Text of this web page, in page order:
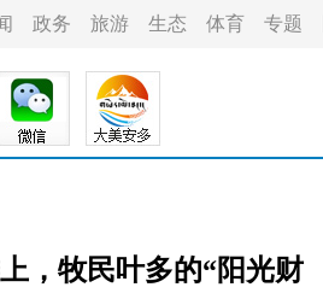
政务 旅游 生态 体育 专题
，牧民叶多的“阳光财